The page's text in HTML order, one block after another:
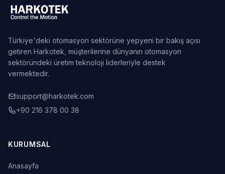
Türkiye'deki otomasyon sektörüne yepyeni bir bakış açısı
getiren Harkotek, müşterilerine dünyanın otomasyon
sektöründeki üretim teknoloji liderleriyle destek
vermektedir.
support@harkotek.com
+90 216 378 00 38
KURUMSAL
Anasayfa